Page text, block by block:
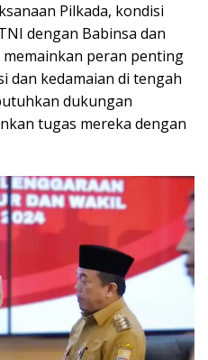
Pilkada, kondisi
dengan Babinsa dan
peran penting
dan kedamaian di tengah
dukungan
tugas mereka dengan